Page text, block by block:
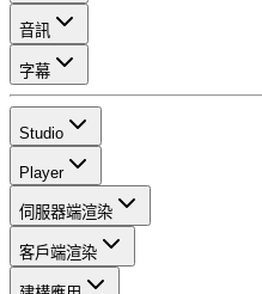
音訊
字幕
Studio
Player
伺服器端渲染
客戶端渲染